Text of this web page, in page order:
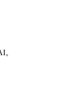
。